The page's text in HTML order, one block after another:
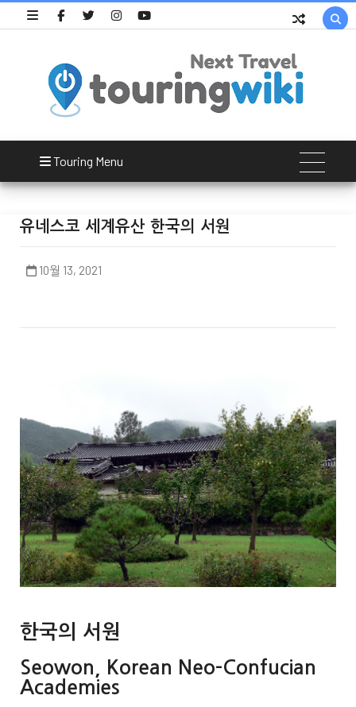

Touring Menu
유네스코 세계유산 한국의 서원
10월 13, 2021
한국의 서원
Seowon, Korean Neo-Confucian
Academies